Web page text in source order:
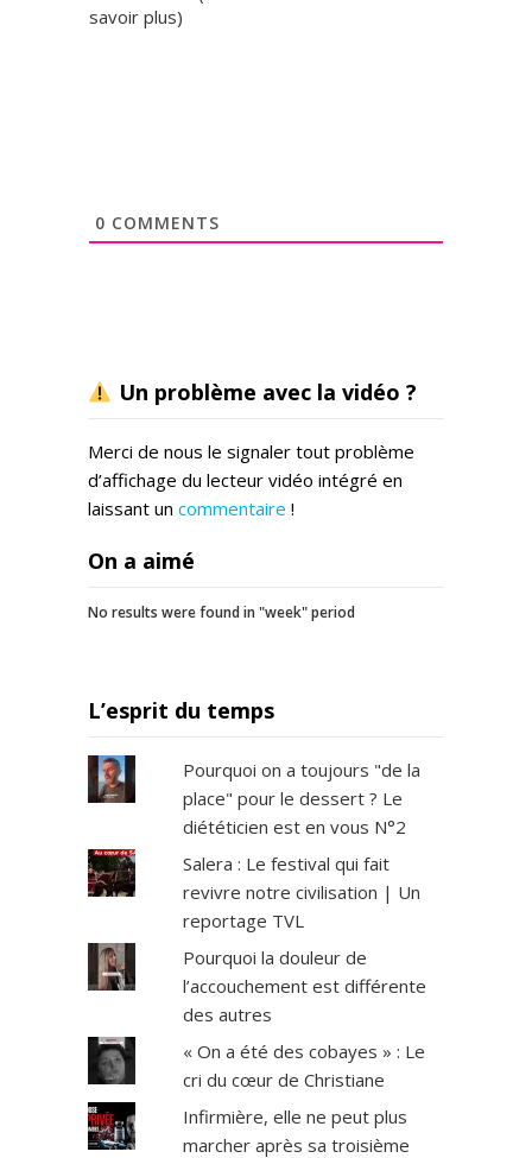
savoir plus)
0 COMMENTS
Un problème avec la vidéo ?
Merci de nous le signaler tout problème
d’affichage du lecteur vidéo intégré en
laissant un commentaire !
On a aimé
No results were found in "week" period
L’esprit du temps
Pourquoi on a toujours "de la
place" pour le dessert ? Le
diététicien est en vous N°2
Salera : Le festival qui fait
revivre notre civilisation | Un
reportage TVL
Pourquoi la douleur de
l’accouchement est différente
des autres
« On a été des cobayes » : Le
cri du cœur de Christiane
Infirmière, elle ne peut plus
marcher après sa troisième